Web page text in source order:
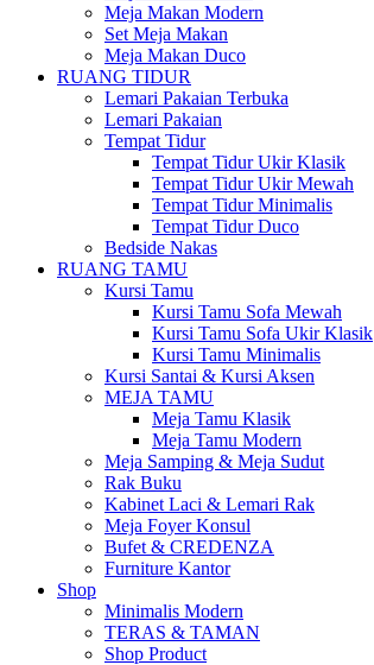
Meja Makan Modern
Set Meja Makan
Meja Makan Duco
RUANG TIDUR
Lemari Pakaian Terbuka
Lemari Pakaian
Tempat Tidur
Tempat Tidur Ukir Klasik
Tempat Tidur Ukir Mewah
Tempat Tidur Minimalis
Tempat Tidur Duco
Bedside Nakas
RUANG TAMU
Kursi Tamu
Kursi Tamu Sofa Mewah
Kursi Tamu Sofa Ukir Klasik
Kursi Tamu Minimalis
Kursi Santai & Kursi Aksen
MEJA TAMU
Meja Tamu Klasik
Meja Tamu Modern
Meja Samping & Meja Sudut
Rak Buku
Kabinet Laci & Lemari Rak
Meja Foyer Konsul
Bufet & CREDENZA
Furniture Kantor
Shop
Minimalis Modern
TERAS & TAMAN
Shop Product